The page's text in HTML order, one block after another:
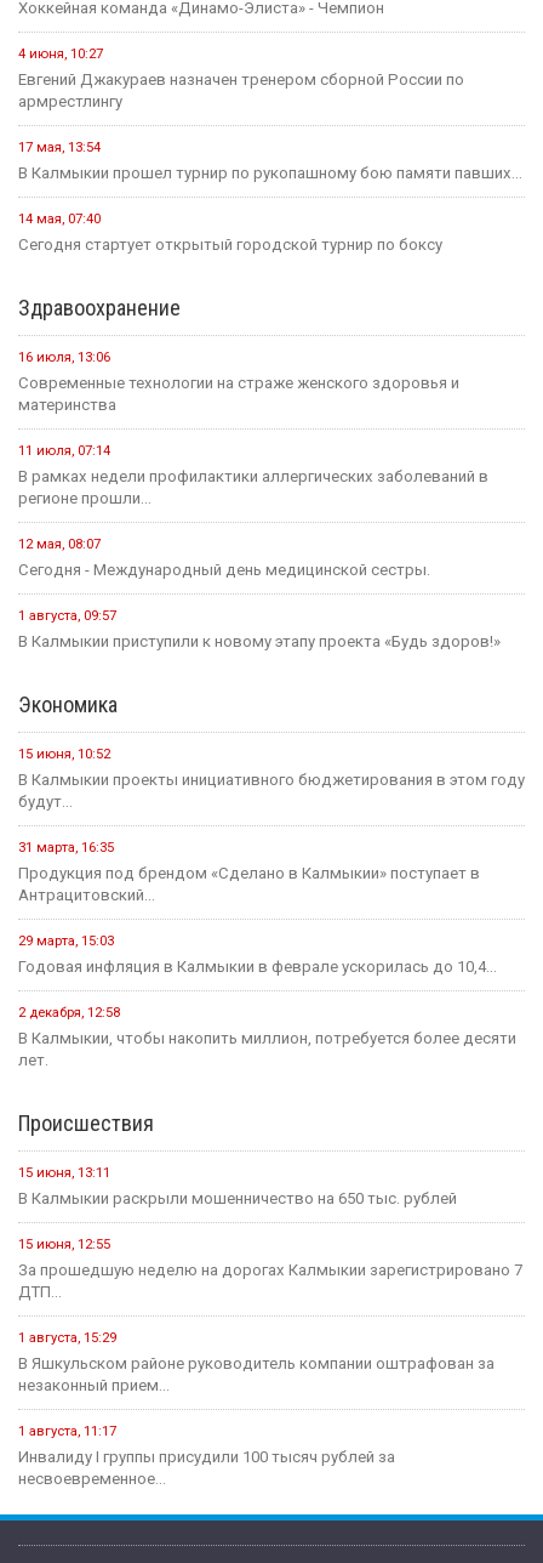
Хоккейная команда «Динамо-Элиста» - Чемпион
4 июня, 10:27
Евгений Джакураев назначен тренером сборной России по
армрестлингу
17 мая, 13:54
В Калмыкии прошел турнир по рукопашному бою памяти павших...
14 мая, 07:40
Сегодня стартует открытый городской турнир по боксу
Здравоохранение
16 июля, 13:06
Современные технологии на страже женского здоровья и
материнства
11 июля, 07:14
В рамках недели профилактики аллергических заболеваний в
регионе прошли...
12 мая, 08:07
Сегодня - Международный день медицинской сестры.
1 августа, 09:57
В Калмыкии приступили к новому этапу проекта «Будь здоров!»
Экономика
15 июня, 10:52
В Калмыкии проекты инициативного бюджетирования в этом году
будут...
31 марта, 16:35
Продукция под брендом «Сделано в Калмыкии» поступает в
Антрацитовский...
29 марта, 15:03
Годовая инфляция в Калмыкии в феврале ускорилась до 10,4...
2 декабря, 12:58
В Калмыкии, чтобы накопить миллион, потребуется более десяти
лет.
Происшествия
15 июня, 13:11
В Калмыкии раскрыли мошенничество на 650 тыс. рублей
15 июня, 12:55
За прошедшую неделю на дорогах Калмыкии зарегистрировано 7
ДТП...
1 августа, 15:29
В Яшкульском районе руководитель компании оштрафован за
незаконный прием...
1 августа, 11:17
Инвалиду I группы присудили 100 тысяч рублей за
несвоевременное...